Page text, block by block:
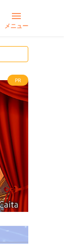
menu
メニュー
PR